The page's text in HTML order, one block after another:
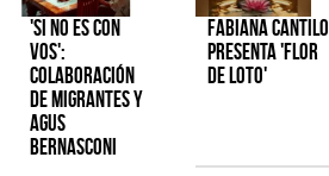
'Si No Es Con
Vos':
colaboración
de Migrantes y
Agus
Bernasconi
Fabiana Cantilo
presenta 'Flor
de Loto'